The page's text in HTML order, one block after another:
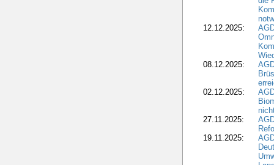
12.12.2025:
08.12.2025:
02.12.2025:
27.11.2025:
19.11.2025: